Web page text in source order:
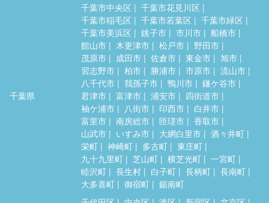
千葉県
千葉市中央区
千葉市花見川区
千葉市稲毛区
千葉市若葉区
千葉市緑区
千葉市美浜区
銚子市 市川市
船橋市
館山市
木更津市 松戸市
野田市
茂原市
成田市 佐倉市 東金市
旭市
習志野市
柏市 勝浦市 市原市
流山市
八千代市
我孫子市 鴨川市
鎌ケ谷市
君津市
富津市 浦安市
四街道市
袖ケ浦市
八街市 印西市
白井市
富里市
南房総市 匝瑳市
香取市
山武市
いすみ市 大網白里市
酒々井町
栄町
神崎町 多古町
東庄町
九十九里町
芝山町 横芝光町
一宮町
睦沢町
長生村 白子町 長柄町
長南町
大多喜町
御宿町
鋸南町